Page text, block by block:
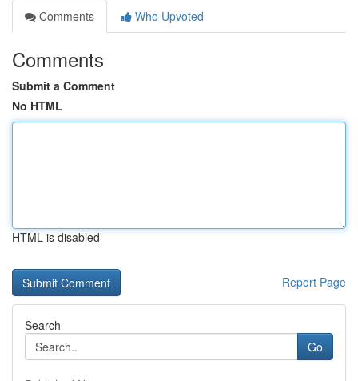
Comments
Who Upvoted
Comments
Submit a Comment
No HTML
HTML is disabled
Report Page
Search
Go